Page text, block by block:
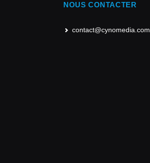
NOUS CONTACTER
contact@cynomedia.com